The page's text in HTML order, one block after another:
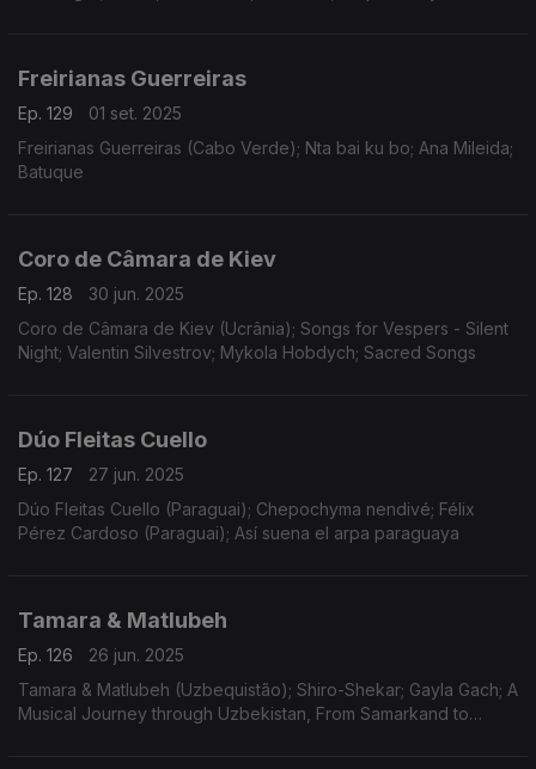
Freirianas Guerreiras
Ep. 129
01 set. 2025
Freirianas Guerreiras (Cabo Verde); Nta bai ku bo; Ana Mileida;
Batuque
Coro de Câmara de Kiev
Ep. 128
30 jun. 2025
Coro de Câmara de Kiev (Ucrânia); Songs for Vespers - Silent
Night; Valentin Silvestrov; Mykola Hobdych; Sacred Songs
Dúo Fleitas Cuello
Ep. 127
27 jun. 2025
Dúo Fleitas Cuello (Paraguai); Chepochyma nendivé; Félix
Pérez Cardoso (Paraguai); Así suena el arpa paraguaya
Tamara & Matlubeh
Ep. 126
26 jun. 2025
Tamara & Matlubeh (Uzbequistão); Shiro-Shekar; Gayla Gach; A
Musical Journey through Uzbekistan, From Samarkand to